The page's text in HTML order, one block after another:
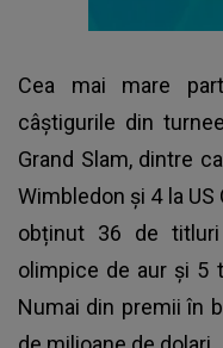
Cea mai mare
câștigurile din
Grand Slam, dintre
Wimbledon și 4 la
obținut 36 de
olimpice de aur și 5
Numai din premii în